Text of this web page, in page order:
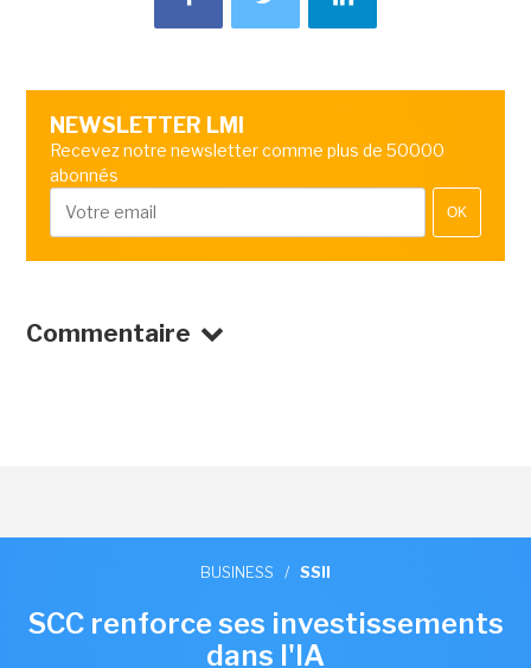
NEWSLETTER LMI
Recevez notre newsletter comme plus de 50000
abonnés
OK
Commentaire
BUSINESS / SSII
SCC renforce ses investissements
dans l'IA